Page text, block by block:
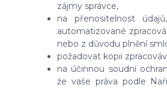
zájmy správce,
na přenositelnost
automatizované
nebo z důvodu plnění
požadovat kopii
na účinnou soudní
že vaše práva podle